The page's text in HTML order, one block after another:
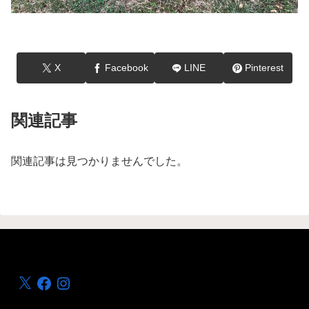
X Facebook LINE Pinterest
関連記事
関連記事は見つかりませんでした。
X FacebookInstagram